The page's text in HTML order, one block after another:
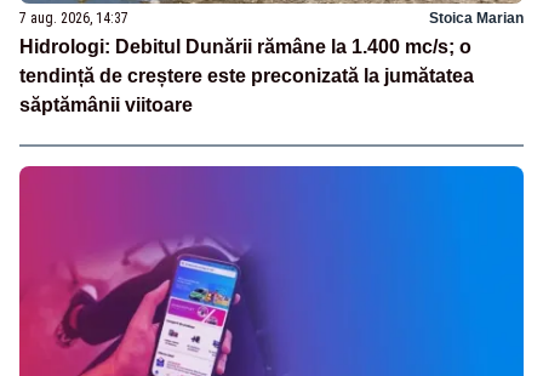
7 aug. 2026, 14:37 Stoica Marian
Hidrologi: Debitul Dunării rămâne la 1.400 mc/s; o
tendință de creștere este preconizată la jumătatea
săptămânii viitoare